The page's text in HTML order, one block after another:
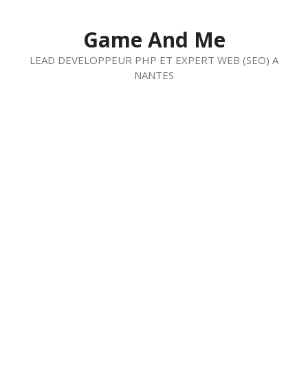
Game And Me
LEAD DEVELOPPEUR PHP ET EXPERT WEB (SEO) A
NANTES